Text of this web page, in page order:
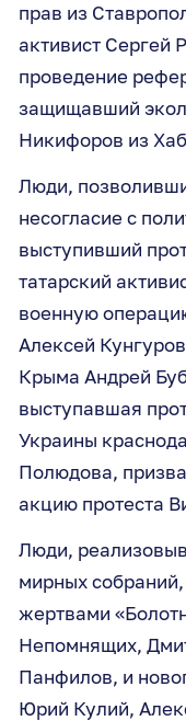
прав из
активист Сергей
проведение
защищавший
Никифоров из
Люди,
несогласие с
выступивший
татарский
военную
Алексей
Крыма Андрей
выступавшая
Украины
Полюдова,
акцию протеста
Люди,
мирных
жертвами
Непомнящих,
Панфилов, и
Юрий Кулий,